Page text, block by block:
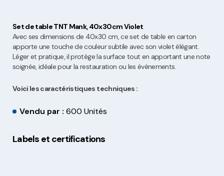
Set de table TNT Mank, 40x30cm Violet
Avec ses dimensions de 40x30 cm, ce set de table en carton
apporte une touche de couleur subtile avec son violet élégant.
Léger et pratique, il protège la surface tout en apportant une note
soignée, idéale pour la restauration ou les événements.
Voici les caractéristiques techniques :
Vendu par : 600 Unités
Labels et certifications